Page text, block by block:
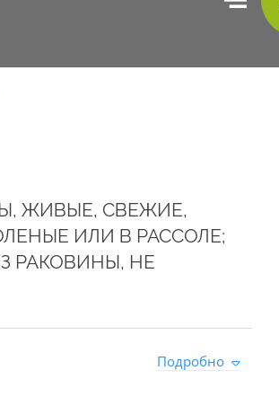
ЖИВЫЕ, СВЕЖИЕ,
ИЛИ В РАССОЛЕ;
РАКОВИНЫ, НЕ
Подробно